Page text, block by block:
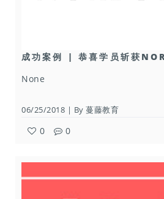
成功案例 | 恭喜学员斩获
None
06/25/2018 | By 蔓藤教育
0 0